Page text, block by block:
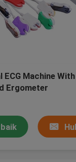
Machine
Ergometer